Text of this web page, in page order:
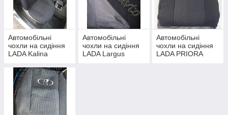
Автомобільні
чохли на сидіння
LADA Kalina
Автомобільні
чохли на сидіння
LADA Largus
Автомобільні
чохли на сидіння
LADA PRIORA